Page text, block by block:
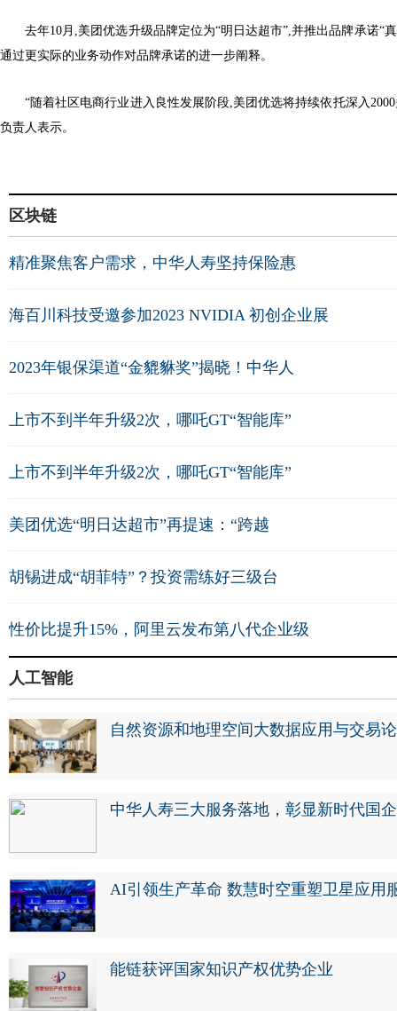
去年10月,美团优选升级品牌定位为“明日达超市”,并推出品牌承诺“
通过更实际的业务动作对品牌承诺的进一步阐释。
“随着社区电商行业进入良性发展阶段,美团优选将持续依托深入
负责人表示。
区块链
精准聚焦客户需求，中华人寿坚持保险惠
海百川科技受邀参加2023 NVIDIA 初创企业展
2023年银保渠道“金貔貅奖”揭晓！中华人
上市不到半年升级2次，哪吒GT“智能库”
上市不到半年升级2次，哪吒GT“智能库”
美团优选“明日达超市”再提速：“跨越
胡锡进成“胡菲特”？投资需练好三级台
性价比提升15%，阿里云发布第八代企业级
人工智能
自然资源和地理空间大数据应用与交易论
中华人寿三大服务落地，彰显新时代国企
AI引领生产革命 数慧时空重塑卫星应用
能链获评国家知识产权优势企业